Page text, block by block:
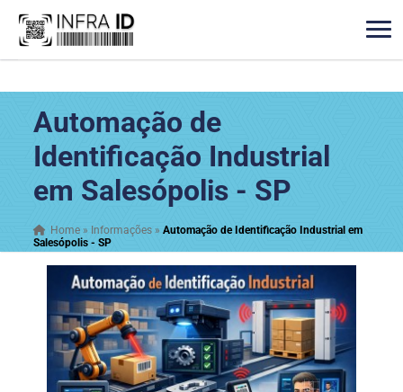
Automação de
Identificação Industrial
em Salesópolis - SP
Home » Informações »Automação de Identificação Industrial em
Salesópolis - SP